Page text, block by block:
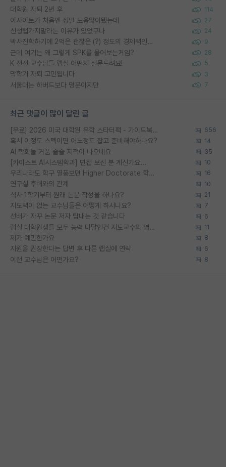
대학원 자퇴 2년 후 114
이사이트가 처음엔 정말 도움많이됐는데 27
신생랩가지말라는 이유가 있었구나 24
박사진학하기에 2억은 괜찮은 (?) 정도의 경제력인가요 9
근데 여기는 왜 그렇게 SPK를 물어보는거임? 28
K 전전 교수님들 랩실 어떤지 질문드려요! 5
막학기 자퇴 고민됩니다 3
서울대는 하버드보다 명문이지만 7
최근 댓글이 많이 달린 글
[무료] 2026 미국 대학원 유학 스타터팩 - 가이드북 & 합격자 컨택메일 템플릿 656
혹시 이정도 스펙이면 어느정도 잡고 준비해야하나요? 14
AI 학회들 거품 슬슬 지적이 나오네요 35
[카이스트 AI시스템학과] 면접 보신 분 계신가요... 10
우리나라도 학구 열풍보면 Higher Doctorate 학위가 필요하다고 봅니다. 16
연구실 후배와의 관계 10
석사 1학기부터 원래 논문 작성을 하나요? 21
지도력이 없는 교수님들은 어떻게 하시나요? 7
선배가 자꾸 논문 저자 탐내는 것 같습니다 6
랩실 대학원생들 모두 능력 미달인건 지도교수의 영향 아닌가? 11
제가 예민한가요 8
지원을 권장한다는 답변 후 다른 랩실에 연락 6
이런 교수님은 어떤가요? 8